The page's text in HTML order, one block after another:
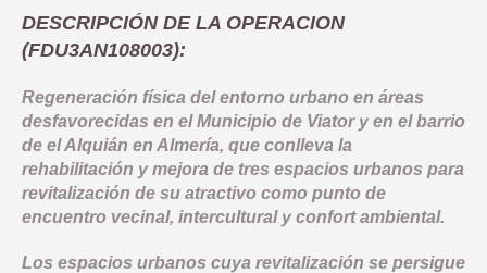
OBJETIVO TEMATICO 9
LINEA 7: GESTION EDUSI
LINEA 8: COMUNICACION EDUSI
BUENAS PRÁCTICAS
DECLARACIÓN INSTITUCIONAL ANTIFRAUDE
CÓDIGO DE CONDUCTA
COMISIÓN AUTOEVALUACIÓN DEL RIESGO
CANAL DE DENUNCIAS
DESCRIPCIÓN DE LA OPERACION
(FDU3AN108003):
Regeneración física del entorno urbano en áreas
desfavorecidas en el Municipio de Viator y en el barrio
de el Alquián en Almería, que conlleva la
rehabilitación y mejora de tres espacios urbanos para
revitalización de su atractivo como punto de
encuentro vecinal, intercultural y confort ambiental.
Los espacios urbanos cuya revitalización se persigue
Aviso Legal Accesibilidad Mapa web Privacidad Cookies Contacto